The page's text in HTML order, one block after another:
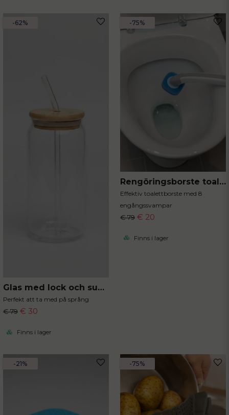
Glas med lock och sugrör
Perfekt att ta med på språng
€ 79 € 30
Finns i lager
-62%
Rengöringsborste toalett med engångssvampar
Effektiv toalettborste med 8
engångssvampar
€ 79 € 20
Finns i lager
-75%
-21% -75%